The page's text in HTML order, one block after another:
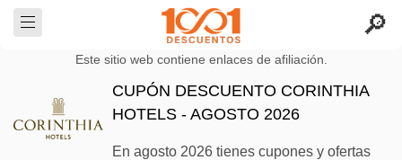
Este sitio web contiene enlaces de afiliación.
CUPÓN DESCUENTO CORINTHIA
HOTELS - AGOSTO 2026
En agosto 2026 tienes cupones y ofertas